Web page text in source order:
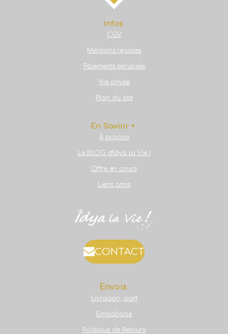
Infos
CGV
Mentions légales
Paiements sécurisés
Vie privée
Plan du site
En Savoir +
À propos
Le BLOG d'Idya la Vie !
Offre en cours
Liens amis
CONTACT
Envois
Livraison, port
Emballage
Politique de Retours